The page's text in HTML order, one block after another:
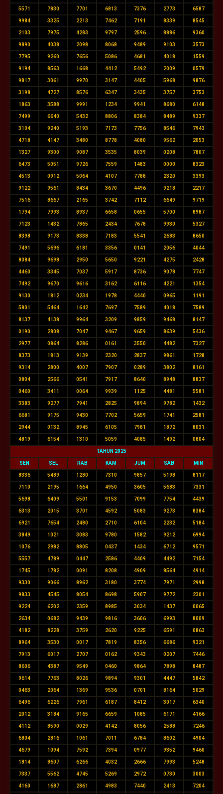
5571 7830 7701 6813 7376 2773 6587
9984 3325 2213 7462 7191 8339 8545
2103 7975 4283 9797 2596 8886 9360
9890 4038 2098 8068 9489 9103 3573
7795 9260 7656 5086 4681 4018 1559
9194 8563 1668 4412 5492 2009 0579
9817 3061 9970 3147 4405 5968 9876
3198 4727 8576 6347 3435 3757 3753
1863 3588 9991 1234 9941 8680 6148
7499 6640 5432 8806 8384 8489 9337
3104 9240 5193 7173 7756 8546 7943
4718 4147 3480 8778 4080 9562 2053
1327 9300 9087 3535 8039 0208 7807
6473 5051 9726 7559 1483 0000 8323
4513 0912 5064 4107 7788 2320 3393
9122 9561 8434 3670 4496 9218 2217
7516 8667 2165 3742 7112 6649 9719
1794 7993 8937 6658 0655 5700 8987
7123 1432 7865 2434 7678 9930 5327
8398 9173 8338 7183 5541 2683 8650
7491 5696 6181 3356 0141 2056 4044
8084 9698 2950 5650 9221 4275 2428
4460 3345 7037 5917 8736 9078 7747
7492 9670 9616 3162 6116 4221 1354
9130 1812 0234 1978 4440 0965 1191
5801 5464 1642 7697 7589 4018 7589
8137 4138 9964 3209 9859 9468 8147
0190 2808 7047 9467 9659 8639 5436
2977 0864 8286 0161 3550 4482 7327
8373 1813 9139 2320 2837 9861 1728
9314 2800 4007 7907 0289 3802 8161
0804 2566 0541 7917 8640 8948 8837
0460 3411 0064 9939 1125 4481 5581
3383 9277 7941 2825 9894 9782 1432
6681 9175 9430 7702 5659 1741 2581
2944 0132 8945 6105 7981 1872 8031
4819 6154 1310 5059 4085 1492 0804
TAHUN 2025
SEN SEL RAB KAM JUM SAB MIN
8336 5489 1280 7310 9857 5198 8117
7110 2195 1664 4950 3605 5683 7331
5698 6409 5501 9153 7099 7754 4439
6313 2015 3701 4592 5083 9273 8384
6921 7654 2480 2710 6104 2232 5184
3849 1021 3083 9780 1582 9212 6994
1076 2982 8805 0437 1434 6712 9571
5557 4789 0447 2586 4409 4492 7154
1745 1782 0091 8208 4909 8564 4914
9330 9066 8962 3180 3774 7971 2998
9833 4545 8054 8698 5907 9772 2301
9224 6202 2359 8985 3034 1437 0065
2634 0682 9439 9816 3606 6993 8009
4182 8228 3759 2620 9225 6591 0863
8964 3530 0017 7819 8356 6686 9321
7913 6017 2707 0162 9343 0207 7446
8606 4387 9549 0460 9864 7898 8487
9614 7763 8026 9894 9301 4447 5842
0463 2064 1369 9536 0701 8164 5029
6496 6226 7961 6187 8412 3017 6340
2012 3184 9165 6659 1085 6171 4166
4112 8590 0029 4142 8056 2588 7246
6804 2816 1061 7011 6784 8602 4904
4679 1094 7592 7394 0977 9352 9460
1814 8607 6266 4032 2666 7993 5248
7337 5562 4745 5269 2972 0730 3003
4160 1687 2861 4983 7440 2413 7204